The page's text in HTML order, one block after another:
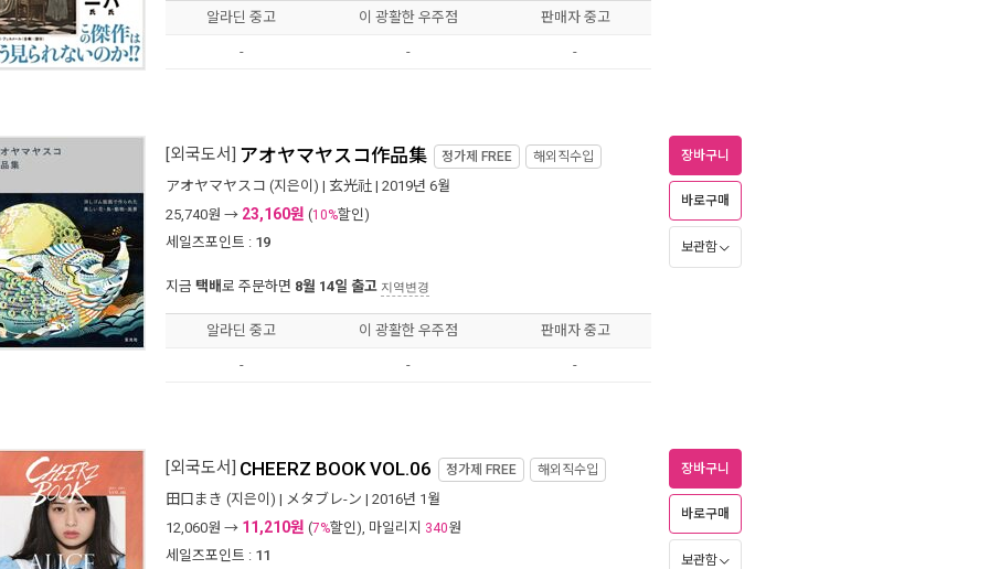
알라딘 중고 이 광활한 우주점 판매자 중고
- - -
[외국도서] アオヤマヤスコ作品集 정가제 FREE 해외직수입
アオヤマヤスコ (지은이) | 玄光社 | 2019년 6월
25,740원 → 23,160원 (10%할인)
세일즈포인트 : 19
지금 택배로 주문하면 8월 14일 출고 지역변경
장바구니
바로구매
보관함
알라딘 중고 이 광활한 우주점 판매자 중고
- - -
[외국도서] CHEERZ BOOK VOL.06 정가제 FREE 해외직수입
田口まき (지은이) | メタブレ-ン | 2016년 1월
12,060원 → 11,210원 (7%할인), 마일리지 340원
세일즈포인트 : 11
장바구니
바로구매
보관함